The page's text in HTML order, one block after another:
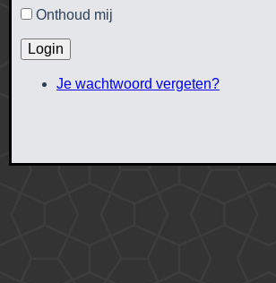
Onthoud mij
Login
Je wachtwoord vergeten?